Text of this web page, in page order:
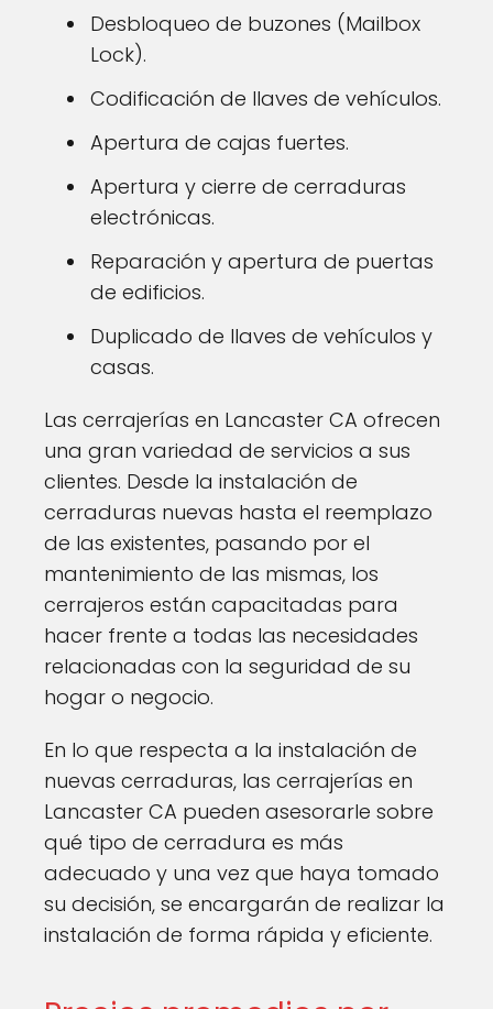
Desbloqueo de buzones (Mailbox
Lock).
Codificación de llaves de vehículos.
Apertura de cajas fuertes.
Apertura y cierre de cerraduras
electrónicas.
Reparación y apertura de puertas
de edificios.
Duplicado de llaves de vehículos y
casas.
Las cerrajerías en Lancaster CA ofrecen
una gran variedad de servicios a sus
clientes. Desde la instalación de
cerraduras nuevas hasta el reemplazo
de las existentes, pasando por el
mantenimiento de las mismas, los
cerrajeros están capacitadas para
hacer frente a todas las necesidades
relacionadas con la seguridad de su
hogar o negocio.
En lo que respecta a la instalación de
nuevas cerraduras, las cerrajerías en
Lancaster CA pueden asesorarle sobre
qué tipo de cerradura es más
adecuado y una vez que haya tomado
su decisión, se encargarán de realizar la
instalación de forma rápida y eficiente.